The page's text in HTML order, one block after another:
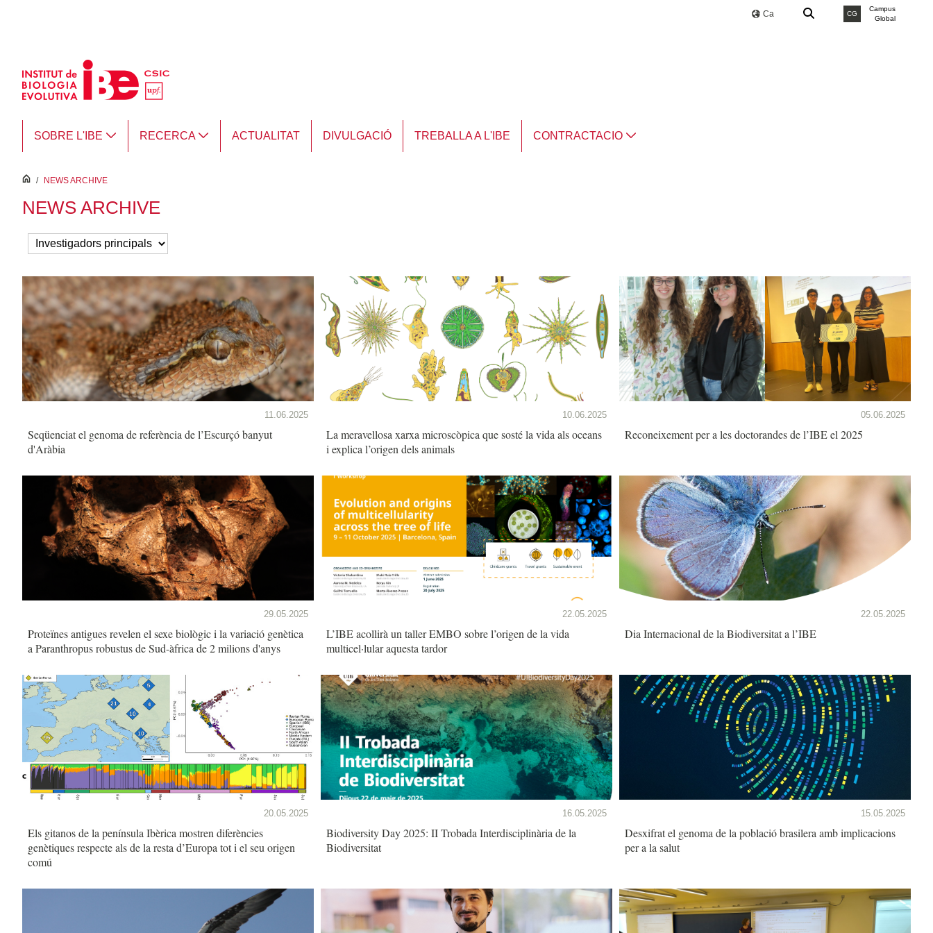
Ca CG
Campus
Global
SOBRE L'IBE RECERCA ACTUALITAT DIVULGACIÓ TREBALLA A L'IBE CONTRACTACIO
inici
/ NEWS ARCHIVE
NEWS ARCHIVE
11.06.2025
Seqüenciat el genoma de referència de l’Escurçó banyut
d'Aràbia
10.06.2025
La meravellosa xarxa microscòpica que sosté la vida als oceans
i explica l’origen dels animals
05.06.2025
Reconeixement per a les doctorandes de l’IBE el 2025
29.05.2025
Proteïnes antigues revelen el sexe biològic i la variació genètica
a Paranthropus robustus de Sud-àfrica de 2 milions d'anys
22.05.2025
L’IBE acollirà un taller EMBO sobre l’origen de la vida
multicel·lular aquesta tardor
22.05.2025
Dia Internacional de la Biodiversitat a l’IBE
20.05.2025
Els gitanos de la península Ibèrica mostren diferències
genètiques respecte als de la resta d’Europa tot i el seu origen
comú
16.05.2025
Biodiversity Day 2025: II Trobada Interdisciplinària de la
Biodiversitat
15.05.2025
Desxifrat el genoma de la població brasilera amb implicacions
per a la salut